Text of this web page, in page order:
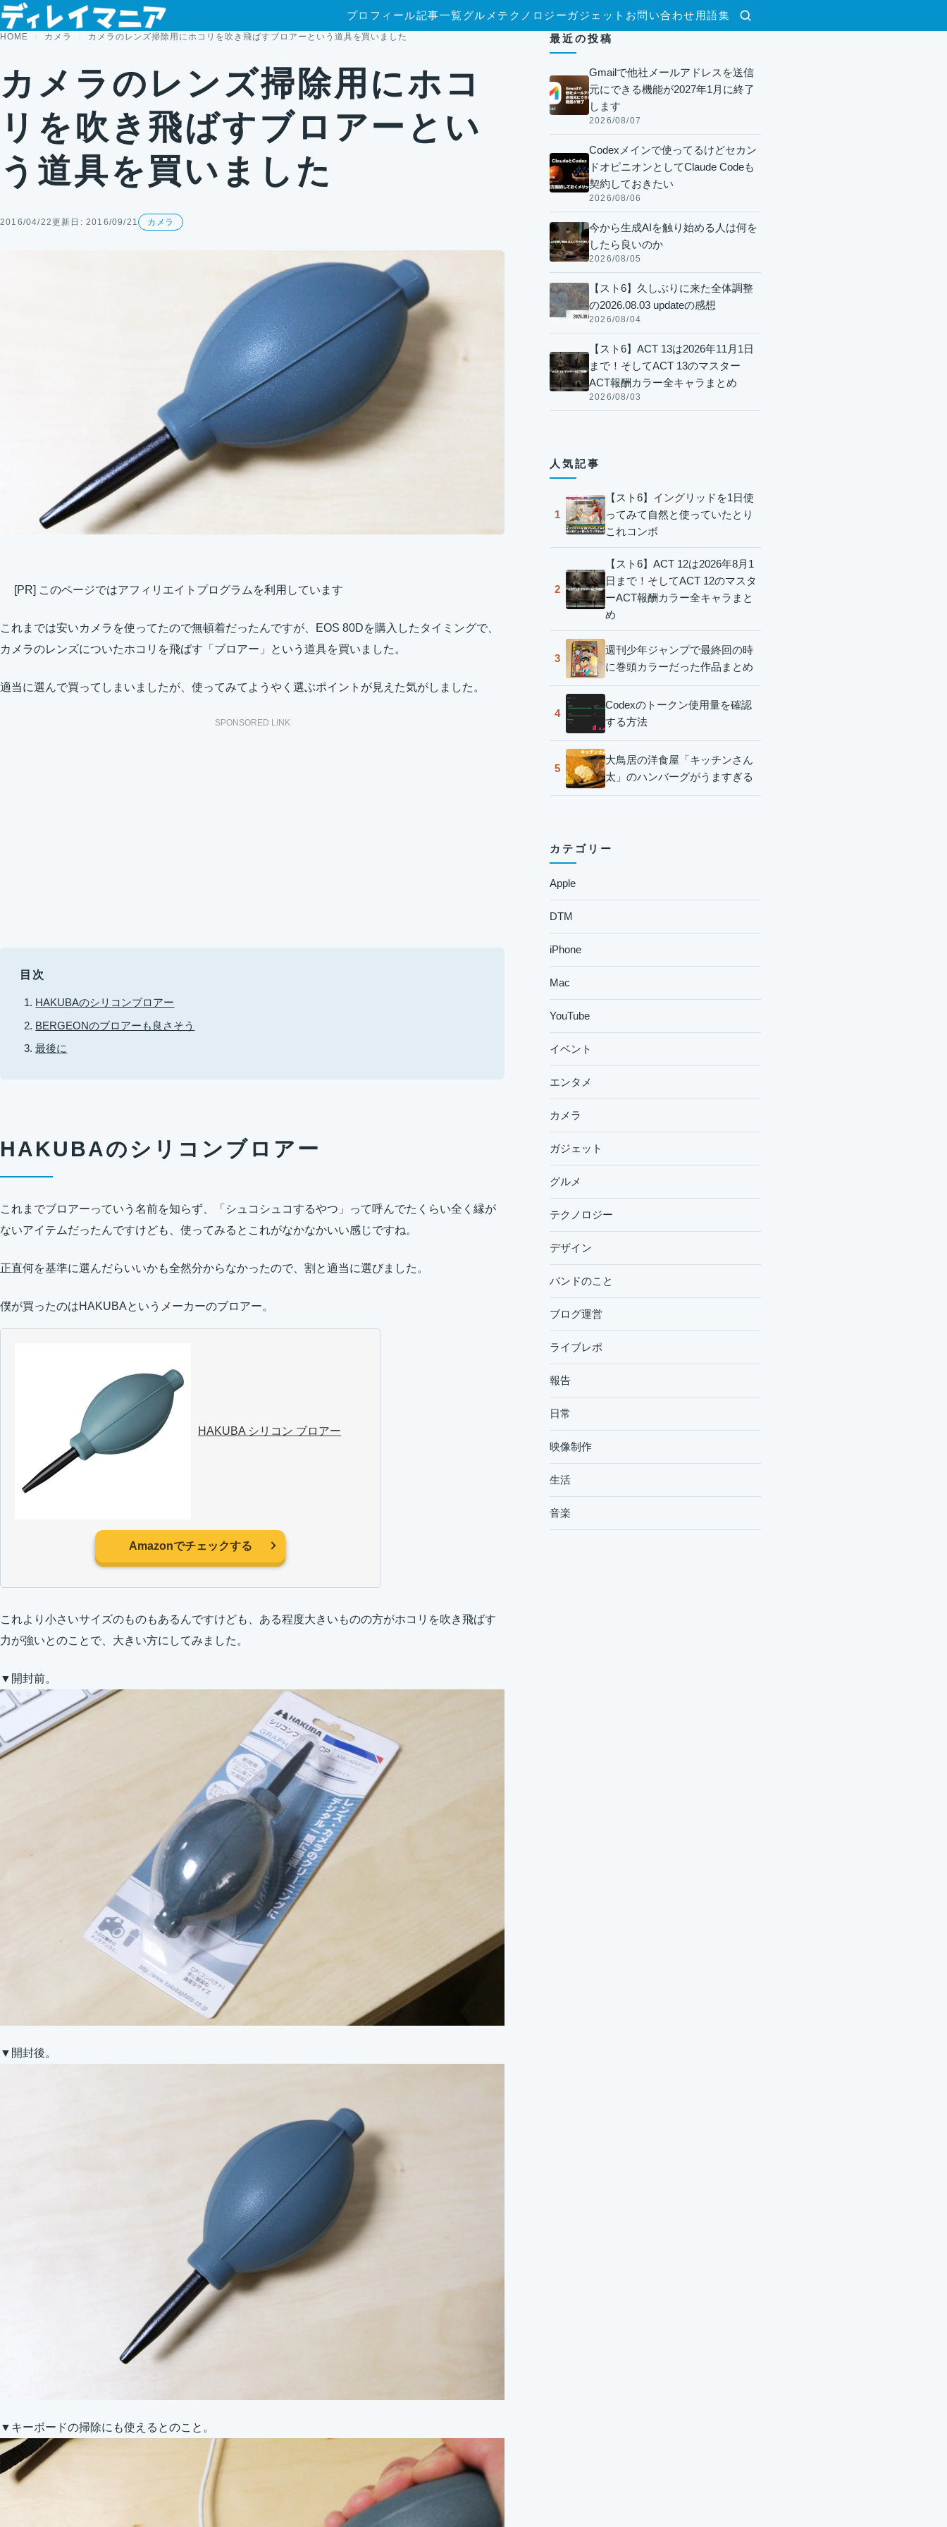
コンテンツへスキップ
検索
プロフィール記事一覧グルメ テクノロジー ガジェット お問い合わせ 用語集
HOME カメラ カメラのレンズ掃除用にホコリを吹き飛ばすブロアーという道具を買いました
カメラのレンズ掃除用にホコ
リを吹き飛ばすブロアーとい
う道具を買いました
2016/04/22更新日: 2016/09/21 カメラ
[PR] このページではアフィリエイトプログラムを利用しています
これまでは安いカメラを使ってたので無頓着だったんですが、EOS 80Dを購入したタイミングで、
カメラのレンズについたホコリを飛ばす「ブロアー」という道具を買いました。
適当に選んで買ってしまいましたが、使ってみてようやく選ぶポイントが見えた気がしました。
SPONSORED LINK
目次
HAKUBAのシリコンブロアー
BERGEONのブロアーも良さそう
最後に
HAKUBAのシリコンブロアー
これまでブロアーっていう名前を知らず、「シュコシュコするやつ」って呼んでたくらい全く縁が
ないアイテムだったんですけども、使ってみるとこれがなかなかいい感じですね。
正直何を基準に選んだらいいかも全然分からなかったので、割と適当に選びました。
僕が買ったのはHAKUBAというメーカーのブロアー。
HAKUBA シリコン ブロアー
Amazonでチェックする
これより小さいサイズのものもあるんですけども、ある程度大きいものの方がホコリを吹き飛ばす
力が強いとのことで、大きい方にしてみました。
▼開封前。
▼開封後。
▼キーボードの掃除にも使えるとのこと。
最近の投稿
Gmailで他社メールアドレスを送信
元にできる機能が2027年1月に終了
します
2026/08/07
Codexメインで使ってるけどセカン
ドオピニオンとしてClaude Codeも
契約しておきたい
2026/08/06
今から生成AIを触り始める人は何を
したら良いのか
2026/08/05
【スト6】久しぶりに来た全体調整
の2026.08.03 updateの感想
2026/08/04
【スト6】ACT 13は2026年11月1日
まで！そしてACT 13のマスター
ACT報酬カラー全キャラまとめ
2026/08/03
人気記事
1
【スト6】イングリッドを1日使
ってみて自然と使っていたとり
これコンボ
2
【スト6】ACT 12は2026年8月1
日まで！そしてACT 12のマスタ
ーACT報酬カラー全キャラまと
め
3
週刊少年ジャンプで最終回の時
に巻頭カラーだった作品まとめ
4
Codexのトークン使用量を確認
する方法
5
大鳥居の洋食屋「キッチンさん
太」のハンバーグがうますぎる
カテゴリー
Apple
DTM
iPhone
Mac
YouTube
イベント
エンタメ
カメラ
ガジェット
グルメ
テクノロジー
デザイン
バンドのこと
ブログ運営
ライブレポ
報告
日常
映像制作
生活
音楽